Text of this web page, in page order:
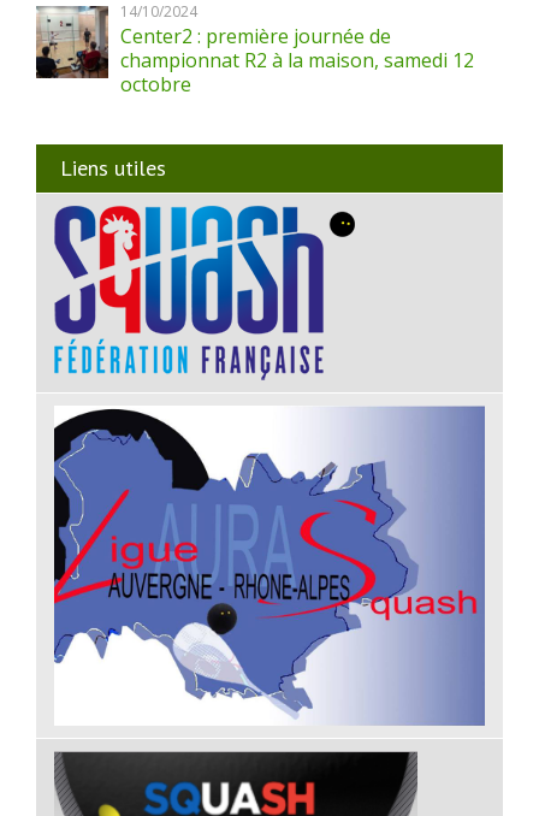
14/10/2024
Center2 : première journée de
championnat R2 à la maison, samedi 12
octobre
Liens utiles